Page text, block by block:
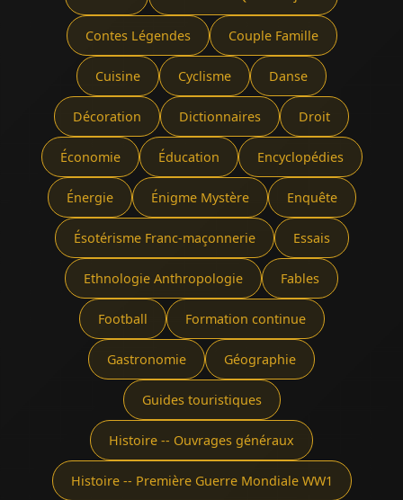
Contes Légendes Couple Famille
Cuisine Cyclisme Danse
Décoration Dictionnaires Droit
Économie Éducation Encyclopédies
Énergie Énigme Mystère Enquête
Ésotérisme Franc-maçonnerie Essais
Ethnologie Anthropologie Fables
Football Formation continue
Gastronomie Géographie
Guides touristiques
Histoire -- Ouvrages généraux
Histoire -- Première Guerre Mondiale WW1